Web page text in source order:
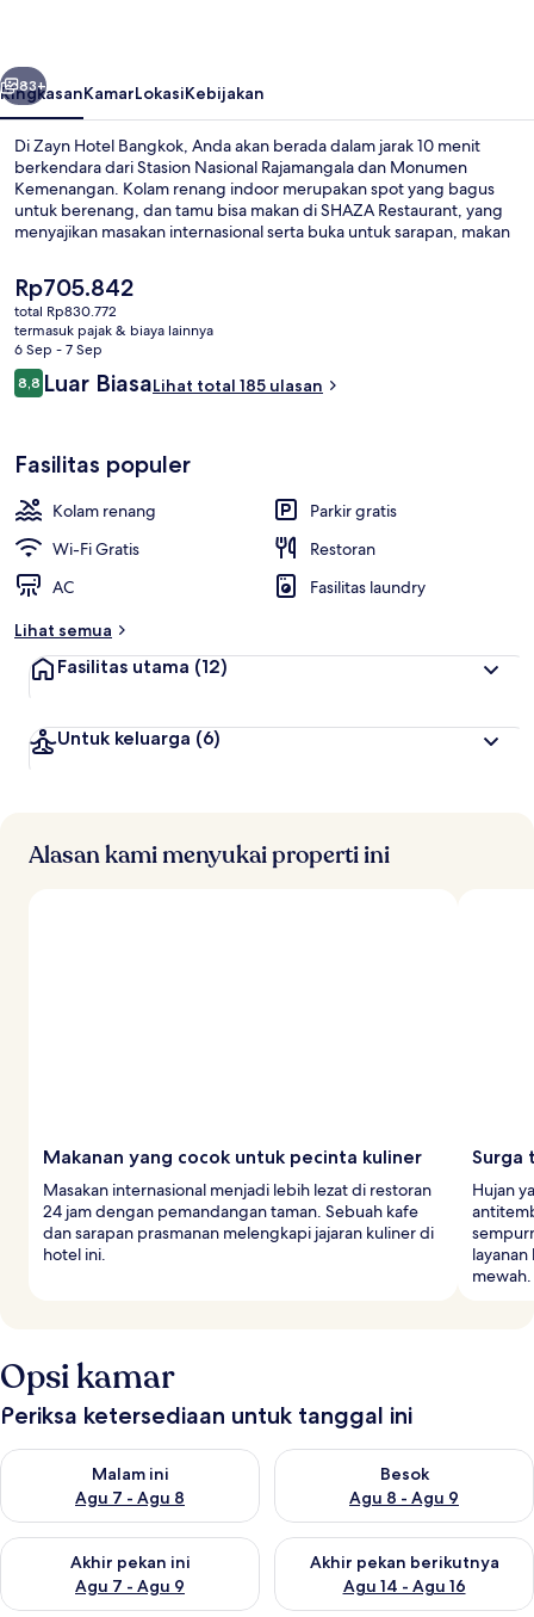
Berikutnya
83+
RingkasanKamarLokasiKebijakan
Di Zayn Hotel Bangkok, Anda akan berada dalam jarak 10 menit
berkendara dari Stasion Nasional Rajamangala dan Monumen
Kemenangan. Kolam renang indoor merupakan spot yang bagus
untuk berenang, dan tamu bisa makan di SHAZA Restaurant, yang
menyajikan masakan internasional serta buka untuk sarapan, makan
Rumah Sakit Bumrungrad dapat dicapai dengan berkendara
singkat.Properti ini berada dekat dengan transportasi umum:
Stasiun Hua Mak berjarak 6 menit.
Harga
saat
ini
Rp705.842
Rp705.842
total Rp830.772
termasuk pajak & biaya lainnya
6 Sep - 7 Sep
Ulasan
8,88,8 dari 10
Luar BiasaLihat total 185 ulasan
Fasilitas populer
Kolam renang
Parkir gratis
Wi-Fi Gratis
Restoran
AC
Fasilitas laundry
Lihat semua
Fasilitas utama (12)
Untuk keluarga (6)
Alasan kami menyukai properti ini
Makanan yang cocok untuk pecinta kuliner
Masakan internasional menjadi lebih lezat di restoran
24 jam dengan pemandangan taman. Sebuah kafe
dan sarapan prasmanan melengkapi jajaran kuliner di
hotel ini.
Surga
Hujan
mewah.
Opsi kamar
Periksa ketersediaan untuk tanggal ini
Malam ini
Agu 7 - Agu 8
Periksa ketersediaan untuk malam ini Agu 7 - Agu 8
Besok
Agu 8 - Agu 9
Periksa ketersediaan untuk
Akhir pekan ini
Agu 7 - Agu 9
Periksa ketersediaan untuk akhir pekan ini Agu 7 - Agu 9
Akhir pekan berikutnya
Agu 14 - Agu 16
Periksa ketersediaan untuk